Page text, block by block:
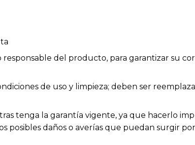
del producto, para garantizar su
de uso y limpieza; deben ser
tenga la garantía vigente, ya que hacerlo
posibles daños o averías que puedan surgir